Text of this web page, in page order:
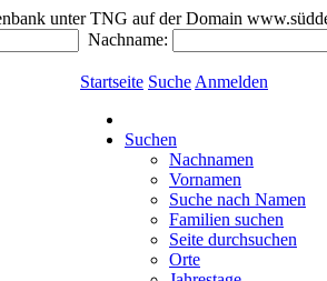
unter TNG auf der Domain
Nachname:
Startseite Suche Anmelden
Suchen
Nachnamen
Vornamen
Suche nach Namen
Familien suchen
Seite durchsuchen
Orte